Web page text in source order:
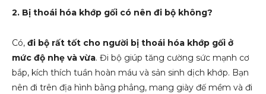
2. Bị thoái hóa khớp gối có nên đi bộ không?
Có, đi bộ rất tốt cho người bị thoái hóa khớp gối ở
mức độ nhẹ và vừa. Đi bộ giúp tăng cường sức mạnh cơ
bắp, kích thích tuần hoàn máu và sản sinh dịch khớp. Bạn
nên đi trên địa hình bằng phẳng, mang giày đế mềm và đi